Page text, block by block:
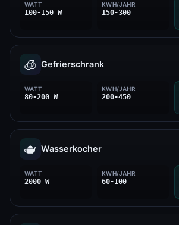
WATT
100-150 W
KWH/JAHR
150-300
🧊 Gefrierschrank
WATT
80-200 W
KWH/JAHR
200-450
🫖 Wasserkocher
WATT
2000 W
KWH/JAHR
60-100